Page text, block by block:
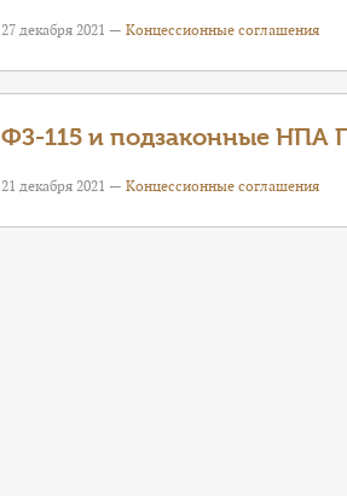
27 декабря 2021 — Концессионные соглашения
ФЗ-115 и подзаконные НПА
21 декабря 2021 — Концессионные соглашения